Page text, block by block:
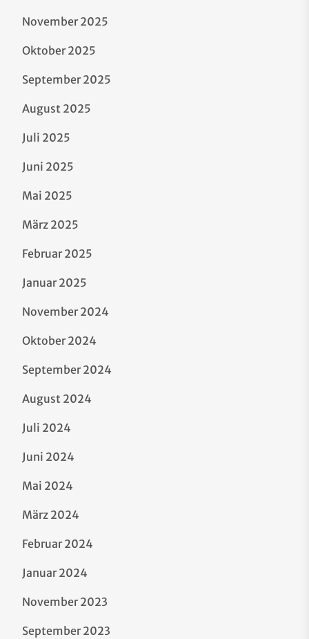
November 2025
Oktober 2025
September 2025
August 2025
Juli 2025
Juni 2025
Mai 2025
März 2025
Februar 2025
Januar 2025
November 2024
Oktober 2024
September 2024
August 2024
Juli 2024
Juni 2024
Mai 2024
März 2024
Februar 2024
Januar 2024
November 2023
September 2023